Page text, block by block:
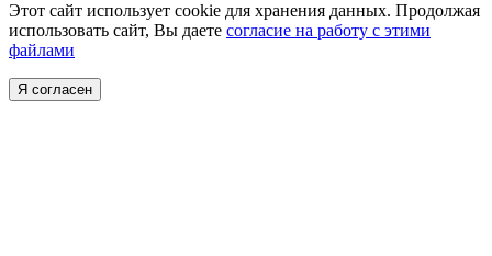
Этот сайт использует cookie для хранения данных. Продолжая
использовать сайт, Вы даете согласие на работу с этими
файлами
Я согласен